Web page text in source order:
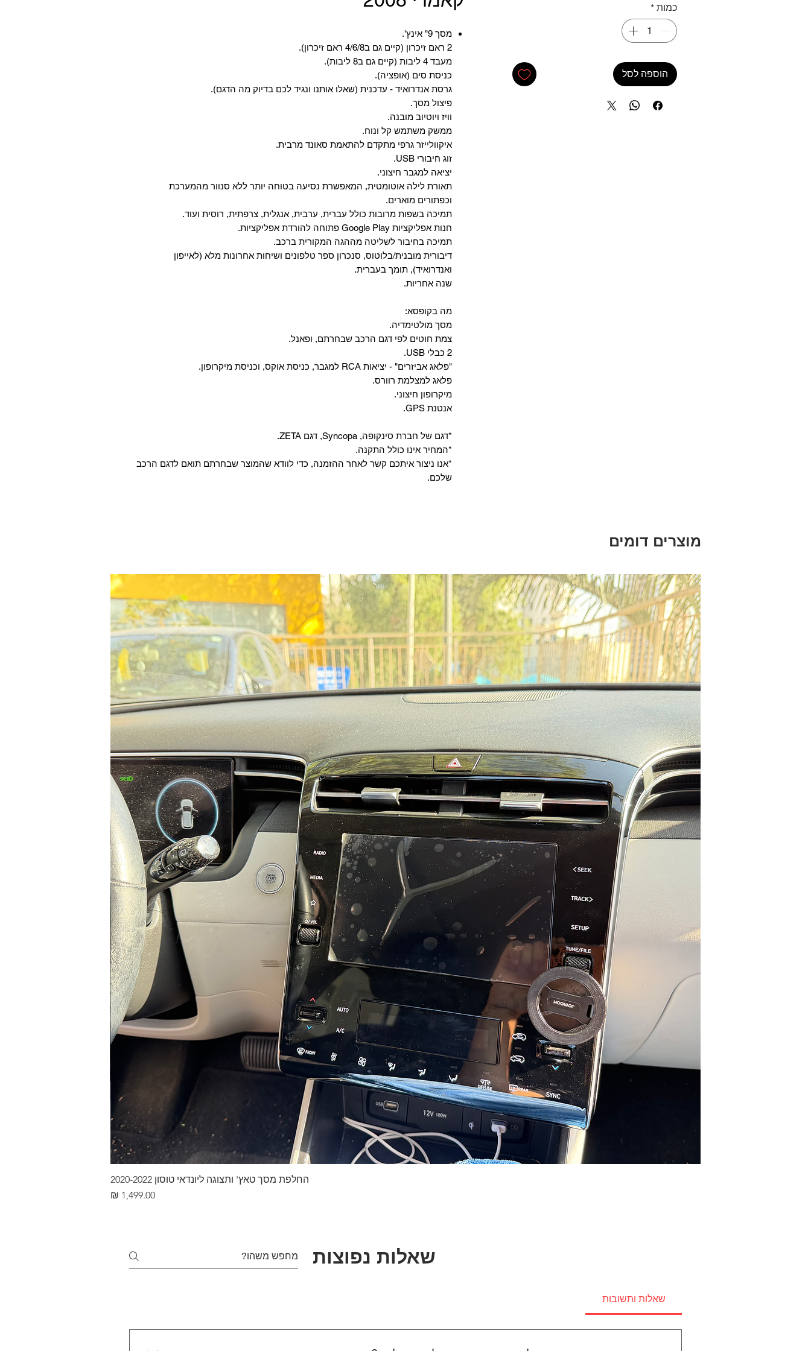
מסך 9" אינץ'.
2 ראם זיכרון (קיים גם ב4/6/8 ראם זיכרון).
מעבד 4 ליבות (קיים גם ב8 ליבות).
כניסת סים (אופציה).
גרסת אנדרואיד - עדכנית (שאלו אותנו ונגיד לכם בדיוק מה הדגם).
פיצול מסך.
וויז ויוטיוב מובנה.
ממשק משתמש קל ונוח.
איקוולייזר גרפי מתקדם להתאמת סאונד מרבית.
זוג חיבורי USB.
יציאה למגבר חיצוני.
תאורת לילה אוטומטית, המאפשרת נסיעה בטוחה יותר ללא סנוור מהמערכת
וכפתורים מוארים.
תמיכה בשפות מרובות כולל עברית, ערבית, אנגלית, צרפתית, רוסית ועוד.
‏חנות אפליקציות Google Play פתוחה להורדת אפליקציות.
‏תמיכה בחיבור לשליטה מההגה המקורית ברכב.
‏דיבורית מובנית/בלוטוס, ‏סנכרון ספר טלפונים ושיחות אחרונות מלא (לאייפון
ואנדרואיד), תומך בעברית.
שנה אחריות.
מה בקופסא:
מסך מולטימדיה.
צמת חוטים לפי דגם הרכב שבחרתם, ופאנל.
2 כבלי USB.
"פלאג אביזרים" - יציאות RCA למגבר, כניסת אוקס, וכניסת מיקרופון.
פלאג למצלמת רוורס.
מיקרופון חיצוני.
אנטנת GPS.
*דגם של חברת סינקופה, Syncopa, דגם ZETA.
*המחיר אינו כולל התקנה.
*אנו ניצור איתכם קשר לאחר ההזמנה, כדי לוודא שהמוצר שבחרתם תואם לדגם הרכב
שלכם.
כמות *
הוספה לסל
מוצרים דומים
החלפת מסך טאץ' ותצוגה ליונדאי טוסון 2020-2022
מחיר
שאלות נפוצות
שאלות ותשובות